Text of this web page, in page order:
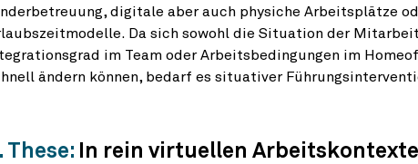
digitale aber auch physiche Arbeitsplätze
Da sich sowohl die Situation der
im Team oder Arbeitsbedingungen im
ändern können, bedarf es situativer
These: In rein virtuellen